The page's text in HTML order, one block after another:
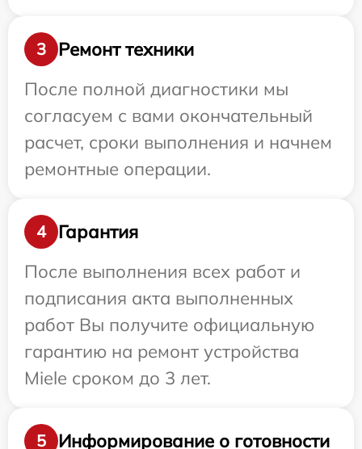
3
Ремонт техники
После полной диагностики мы
согласуем с вами окончательный
расчет, сроки выполнения и начнем
ремонтные операции.
4
Гарантия
После выполнения всех работ и
подписания акта выполненных
работ Вы получите официальную
гарантию на ремонт устройства
Miele сроком до 3 лет.
5
Информирование о готовности